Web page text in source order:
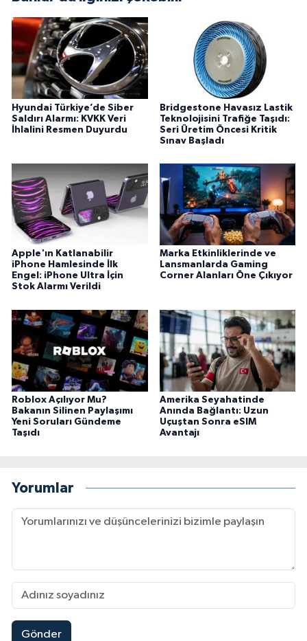
Hyundai Türkiye’de Siber
Saldırı Alarmı: KVKK Veri
İhlalini Resmen Duyurdu
Bridgestone Havasız Lastik
Teknolojisini Trafiğe Taşıdı:
Seri Üretim Öncesi Kritik
Sınav Başladı
Apple'ın Katlanabilir
iPhone Hamlesinde İlk
Engel: iPhone Ultra İçin
Stok Alarmı Verildi
Marka Etkinliklerinde ve
Lansmanlarda Gaming
Corner Alanları Öne Çıkıyor
Roblox Açılıyor Mu?
Bakanın Silinen Paylaşımı
Yeni Soruları Gündeme
Taşıdı
Amerika Seyahatinde
Anında Bağlantı: Uzun
Uçuştan Sonra eSIM
Avantajı
Yorumlar
Gönder